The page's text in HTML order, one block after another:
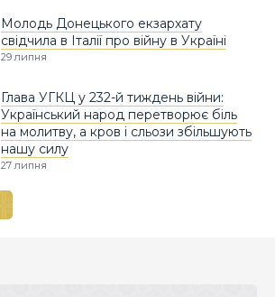
Молодь Донецького екзархату
свідчила в Італії про війну в Україні
29 липня
Глава УГКЦ у 232-й тиждень війни:
Український народ перетворює біль
на молитву, а кров і сльози збільшують
нашу силу
27 липня